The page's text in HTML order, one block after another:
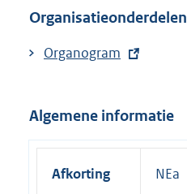
Organisatieonderdelen
E
e
r
Organogram
Algemene informatie
Afkorting NEa